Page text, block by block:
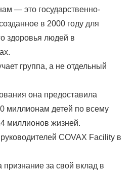
— это государственно-
в 2000 году для
здоровья людей в
группа, а не отдельный
она предоставила
миллионам детей по всему
миллионов жизней.
COVAX Facility в
за свой вклад в